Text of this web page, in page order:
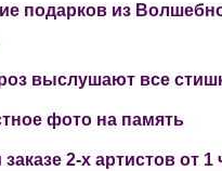
подарков из
выслушают все
фото на память
2-х артистов от 1